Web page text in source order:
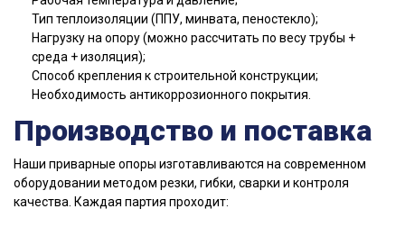
Тип теплоизоляции (ППУ, минвата, пеностекло);
Нагрузку на опору (можно рассчитать по весу трубы +
среда + изоляция);
Способ крепления к строительной конструкции;
Необходимость антикоррозионного покрытия.
Производство и поставка
Наши приварные опоры изготавливаются на современном
оборудовании методом резки, гибки, сварки и контроля
качества. Каждая партия проходит: